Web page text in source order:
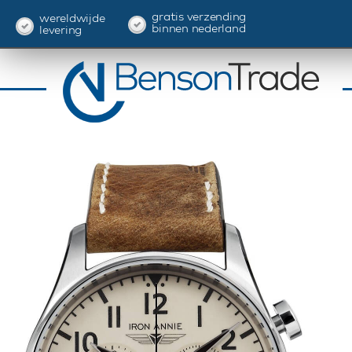
wereldwijde
levering
gratis verzending
binnen nederland